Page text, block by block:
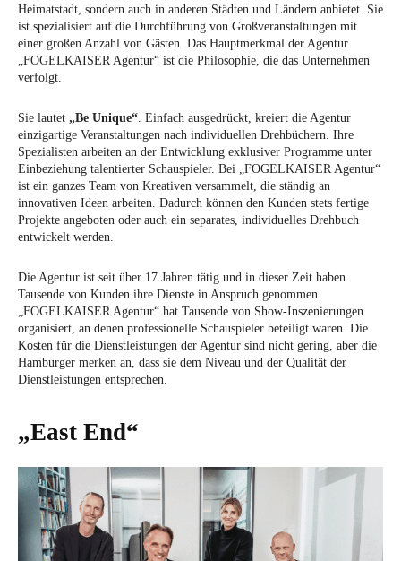
Heimatstadt, sondern auch in anderen Städten und Ländern anbietet. Sie
ist spezialisiert auf die Durchführung von Großveranstaltungen mit
einer großen Anzahl von Gästen. Das Hauptmerkmal der Agentur
„FOGELKAISER Agentur“ ist die Philosophie, die das Unternehmen
verfolgt.
Sie lautet „Be Unique“ . Einfach ausgedrückt, kreiert die Agentur
einzigartige Veranstaltungen nach individuellen Drehbüchern. Ihre
Spezialisten arbeiten an der Entwicklung exklusiver Programme unter
Einbeziehung talentierter Schauspieler. Bei „FOGELKAISER Agentur“
ist ein ganzes Team von Kreativen versammelt, die ständig an
innovativen Ideen arbeiten. Dadurch können den Kunden stets fertige
Projekte angeboten oder auch ein separates, individuelles Drehbuch
entwickelt werden.
Die Agentur ist seit über 17 Jahren tätig und in dieser Zeit haben
Tausende von Kunden ihre Dienste in Anspruch genommen.
„FOGELKAISER Agentur“ hat Tausende von Show-Inszenierungen
organisiert, an denen professionelle Schauspieler beteiligt waren. Die
Kosten für die Dienstleistungen der Agentur sind nicht gering, aber die
Hamburger merken an, dass sie dem Niveau und der Qualität der
Dienstleistungen entsprechen.
„East End“